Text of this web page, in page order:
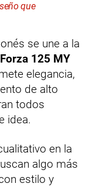
que
se une a la
125 MY
elegancia,
de alto
todos
idea.
en la
algo más
estilo y